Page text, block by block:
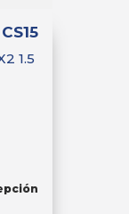
1.5